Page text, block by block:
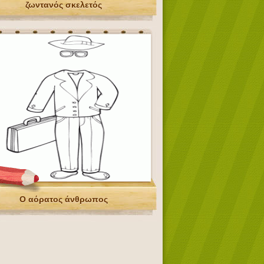
ζωντανός σκελετός
Ο αόρατος άνθρωπος